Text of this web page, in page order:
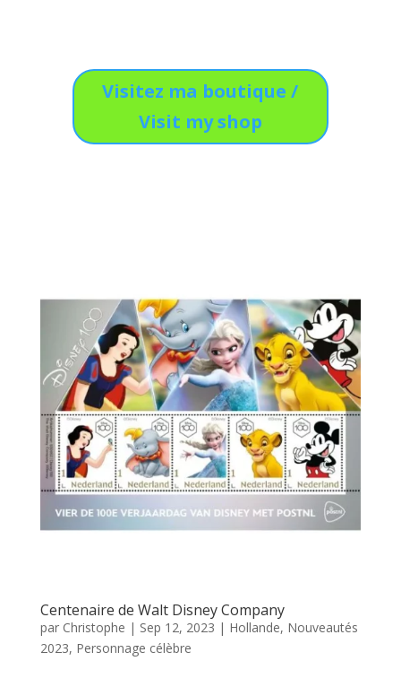
Visitez ma boutique /
Visit my shop
Centenaire de Walt Disney Company
par Christophe | Sep 12, 2023 | Hollande, Nouveautés
2023, Personnage célèbre